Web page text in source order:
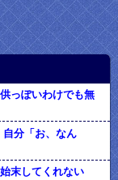
っぽいわけでも無
分「お、なん
末してくれない